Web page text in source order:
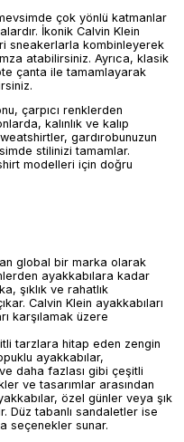
çok yönlü katmanlar
İkonik Calvin Klein
sneakerlarla kombinleyerek
atabilirsiniz. Ayrıca, klasik
çanta ile tamamlayarak
çarpıcı renklerden
kalınlık ve kalıp
gardırobunuzun
stilinizi tamamlar.
modelleri için doğru
global bir marka olarak
ayakkabılara kadar
şıklık ve rahatlık
Calvin Klein ayakkabıları
karşılamak üzere
tarzlara hitap eden zengin
ayakkabılar,
daha fazlası gibi çeşitli
ve tasarımlar arasından
özel günler veya şık
Düz tabanlı sandaletler ise
seçenekler sunar.